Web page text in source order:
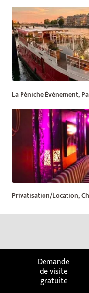
La Péniche Évènement,
Privatisation/Location,
Demande
de visite
gratuite